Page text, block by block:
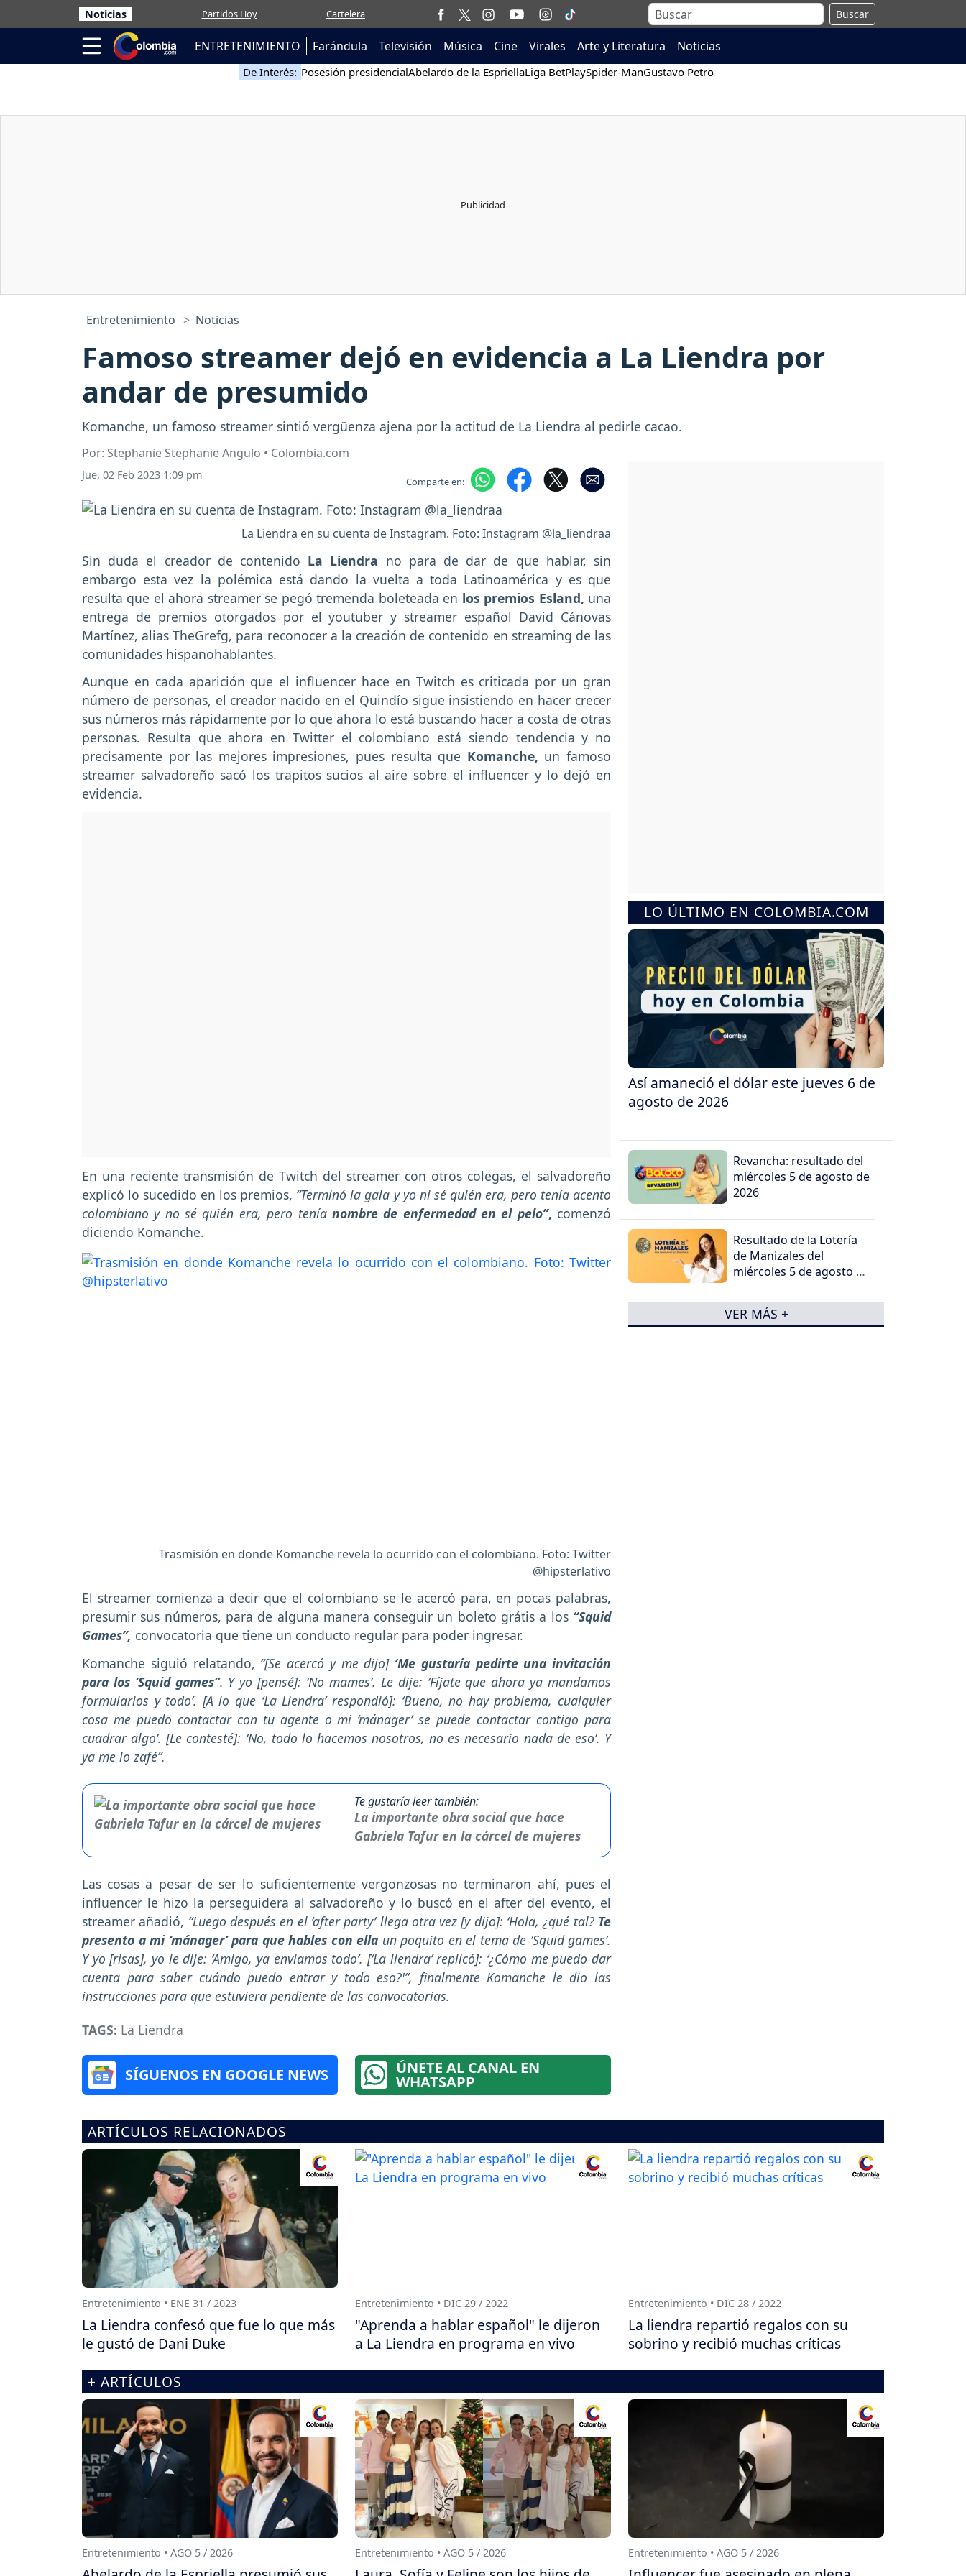
Noticias Partidos Hoy Cartelera Buscar
ENTRETENIMIENTO Farándula Televisión Música Cine Virales Arte y Literatura Noticias
De Interés: Posesión presidencialAbelardo de la EspriellaLiga BetPlaySpider-ManGustavo Petro
Entretenimiento Noticias
Famoso streamer dejó en evidencia a La Liendra por
andar de presumido
Komanche, un famoso streamer sintió vergüenza ajena por la actitud de La Liendra al pedirle cacao.
Por: Stephanie Stephanie Angulo • Colombia.com
Jue, 02 Feb 2023 1:09 pm Comparte en:
La Liendra en su cuenta de Instagram. Foto: Instagram @la_liendraa
Sin duda el creador de contenido La Liendra no para de dar de que hablar, sin
embargo esta vez la polémica está dando la vuelta a toda Latinoamérica y es que
resulta que el ahora streamer se pegó tremenda boleteada en los premios Esland, una
entrega de premios otorgados por el youtuber y streamer español David Cánovas
Martínez, alias TheGrefg, para reconocer a la creación de contenido en streaming de las
comunidades hispanohablantes.
Aunque en cada aparición que el influencer hace en Twitch es criticada por un gran
número de personas, el creador nacido en el Quindío sigue insistiendo en hacer crecer
sus números más rápidamente por lo que ahora lo está buscando hacer a costa de otras
personas. Resulta que ahora en Twitter el colombiano está siendo tendencia y no
precisamente por las mejores impresiones, pues resulta que Komanche, un famoso
streamer salvadoreño sacó los trapitos sucios al aire sobre el influencer y lo dejó en
evidencia.
En una reciente transmisión de Twitch del streamer con otros colegas, el salvadoreño
explicó lo sucedido en los premios, “Terminó la gala y yo ni sé quién era, pero tenía acento
colombiano y no sé quién era, pero tenía nombre de enfermedad en el pelo”, comenzó
diciendo Komanche.
Trasmisión en donde Komanche revela lo ocurrido con el colombiano. Foto: Twitter
@hipsterlativo
El streamer comienza a decir que el colombiano se le acercó para, en pocas palabras,
presumir sus números, para de alguna manera conseguir un boleto grátis a los “Squid
Games”, convocatoria que tiene un conducto regular para poder ingresar.
Komanche siguió relatando, “[Se acercó y me dijo] ‘Me gustaría pedirte una invitación
para los ‘Squid games”. Y yo [pensé]: ‘No mames’. Le dije: ‘Fíjate que ahora ya mandamos
formularios y todo’. [A lo que ‘La Liendra’ respondió]: ‘Bueno, no hay problema, cualquier
cosa me puedo contactar con tu agente o mi ‘mánager’ se puede contactar contigo para
cuadrar algo’. [Le contesté]: ‘No, todo lo hacemos nosotros, no es necesario nada de eso’. Y
ya me lo zafé”.
Te gustaría leer también:
La importante obra social que hace
Gabriela Tafur en la cárcel de mujeres
Las cosas a pesar de ser lo suficientemente vergonzosas no terminaron ahí, pues el
influencer le hizo la perseguidera al salvadoreño y lo buscó en el after del evento, el
streamer añadió, “Luego después en el ‘after party’ llega otra vez [y dijo]: ‘Hola, ¿qué tal?Te
presento a mi ‘mánager’ para que hables con ella un poquito en el tema de ‘Squid games’.
Y yo [risas], yo le dije: ‘Amigo, ya enviamos todo’. [‘La liendra’ replicó]: ‘¿Cómo me puedo dar
cuenta para saber cuándo puedo entrar y todo eso?'”, finalmente Komanche le dio las
instrucciones para que estuviera pendiente de las convocatorias.
TAGS: La Liendra
SÍGUENOS EN GOOGLE NEWS ÚNETE AL CANAL EN
WHATSAPP
LO ÚLTIMO EN COLOMBIA.COM
Así amaneció el dólar este jueves 6 de
agosto de 2026
Revancha: resultado del
miércoles 5 de agosto de
2026
Resultado de la Lotería
de Manizales del
miércoles 5 de agosto de
VER MÁS +
ARTÍCULOS RELACIONADOS
Entretenimiento • ENE 31 / 2023
La Liendra confesó que fue lo que más
le gustó de Dani Duke
Entretenimiento • DIC 29 / 2022
"Aprenda a hablar español" le dijeron
a La Liendra en programa en vivo
Entretenimiento • DIC 28 / 2022
La liendra repartió regalos con su
sobrino y recibió muchas críticas
+ ARTÍCULOS
Entretenimiento • AGO 5 / 2026 Entretenimiento • AGO 5 / 2026 Entretenimiento • AGO 5 / 2026